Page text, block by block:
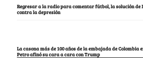
Regresar a la radio para comentar fútbol, la solución
contra la depresión
La casona más de 100 años de la embajada de Colombia
Petro afinó su cara a cara con Trump